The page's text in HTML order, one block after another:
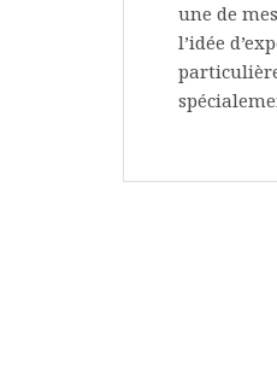
une de
l’idée